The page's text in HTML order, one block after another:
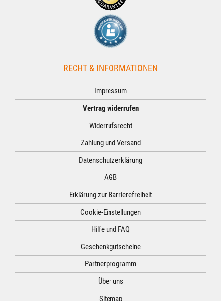
RECHT & INFORMATIONEN
Impressum
Vertrag widerrufen
Widerrufsrecht
Zahlung und Versand
Datenschutzerklärung
AGB
Erklärung zur Barrierefreiheit
Cookie-Einstellungen
Hilfe und FAQ
Geschenkgutscheine
Partnerprogramm
Über uns
Sitemap